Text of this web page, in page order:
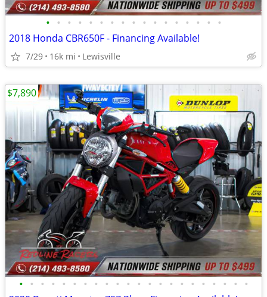
• • • • • • • • • • • • • • • • •
2018 Honda CBR650F - Financing Available!
7/29 16k mi Lewisville
• • • • • • • • • • • • • • • • • • • • • •
$7,890